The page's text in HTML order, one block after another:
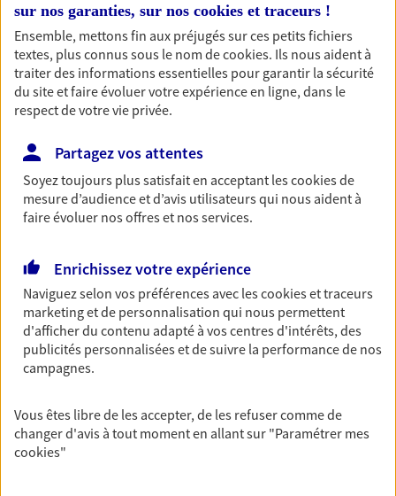
NOUS CONTACTER
VOIR NOTRE SITE WEB
Bernard Costa
Agent Général d'assurance exclusif AXA
France
Horaires :Fermé
Ouvre à 10:00
03 20 72 45 37
PRENDRE RENDEZ-VOUS
sur nos garanties, sur nos cookies et traceurs !
Ensemble, mettons fin aux préjugés sur ces petits fichiers
textes, plus connus sous le nom decookies. Ils nous aident à
traiter des informations essentielles pour garantir la sécurité
du site et faire évoluer votre expérience en ligne, dans le
respect de votre vie privée.
Partagez vos attentes
Soyez toujours plus satisfait en acceptant lescookiesde
mesure d’audience et d’avis utilisateurs qui nous aident à
faire évoluer nos offres et nos services.
Enrichissez votre expérience
Naviguez selon vos préférences avec lescookies et traceurs
marketing et de personnalisation qui nous permettent
d'afficher du contenu adapté à vos centres d'intérêts, des
publicités personnalisées et de suivre la performance de nos
campagnes.
Vous êtes libre de les accepter, de les refuser comme de
changer d'avis à tout moment en allant sur "Paramétrer mes
cookies"